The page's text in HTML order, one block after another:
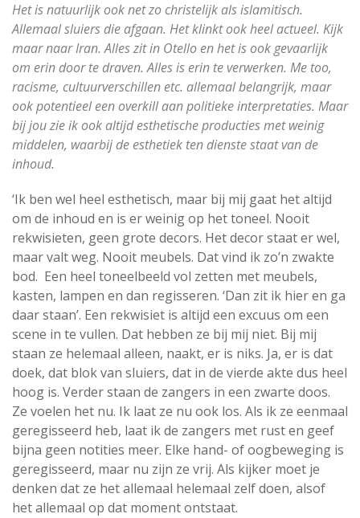
Het is natuurlijk ook net zo christelijk als islamitisch.
Allemaal sluiers die afgaan. Het klinkt ook heel actueel. Kijk
maar naar Iran. Alles zit in Otello en het is ook gevaarlijk
om erin door te draven. Alles is erin te verwerken. Me too,
racisme, cultuurverschillen etc. allemaal belangrijk, maar
ook potentieel een overkill aan politieke interpretaties. Maar
bij jou zie ik ook altijd esthetische producties met weinig
middelen, waarbij de esthetiek ten dienste staat van de
inhoud.
‘Ik ben wel heel esthetisch, maar bij mij gaat het altijd
om de inhoud en is er weinig op het toneel. Nooit
rekwisieten, geen grote decors. Het decor staat er wel,
maar valt weg. Nooit meubels. Dat vind ik zo’n zwakte
bod. Een heel toneelbeeld vol zetten met meubels,
kasten, lampen en dan regisseren. ‘Dan zit ik hier en ga
daar staan’. Een rekwisiet is altijd een excuus om een
scene in te vullen. Dat hebben ze bij mij niet. Bij mij
staan ze helemaal alleen, naakt, er is niks. Ja, er is dat
doek, dat blok van sluiers, dat in de vierde akte dus heel
hoog is. Verder staan de zangers in een zwarte doos.
Ze voelen het nu. Ik laat ze nu ook los. Als ik ze eenmaal
geregisseerd heb, laat ik de zangers met rust en geef
bijna geen notities meer. Elke hand- of oogbeweging is
geregisseerd, maar nu zijn ze vrij. Als kijker moet je
denken dat ze het allemaal helemaal zelf doen, alsof
het allemaal op dat moment ontstaat.